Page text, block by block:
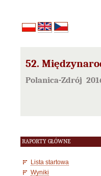
52.
Polanica-Zdrój
RAPORTY GŁÓWNE
Lista startowa
Wyniki